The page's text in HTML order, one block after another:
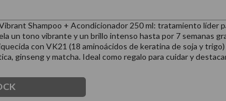
Shampoo + Acondicionador 250 ml: tratamiento líder
un tono vibrante y un brillo intenso hasta por 7 semanas
con VK21 (18 aminoácidos de keratina de soja y
ginseng y matcha. Ideal como regalo para cuidar y